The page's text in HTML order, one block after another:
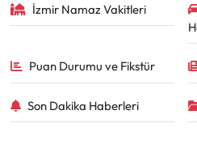
İzmir Namaz Vakitleri
Puan Durumu ve Fikstür
Son Dakika Haberleri